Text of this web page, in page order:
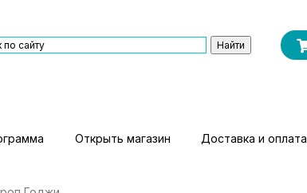
Открыть магазин Доставка и оплата